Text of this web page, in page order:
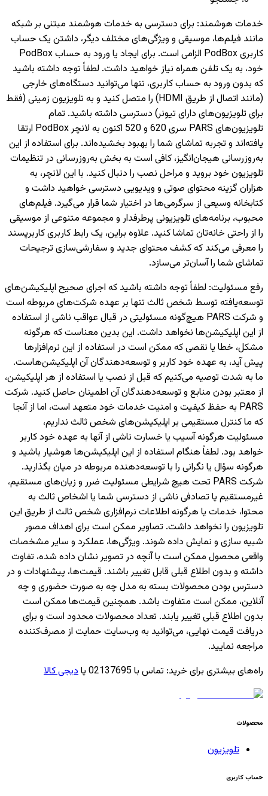
خدمات هوشمند: برای دسترسی به خدمات هوشمند مبتنی بر شبکه
مانند فیلم‌ها، موسیقی و ویژگی‌های مختلف دیگر، داشتن یک حساب
کاربری PodBox الزامی است. برای ایجاد یا ورود به حساب PodBox
خود، به یک تلفن همراه نیاز خواهید داشت. لطفاً توجه داشته باشید
که بدون ورود به حساب کاربری، تنها می‌توانید دستگاه‌های خارجی
(مانند اتصال از طریق HDMI) را متصل کنید و به تلویزیون‌ زمینی (فقط
برای تلویزیون‌های دارای تیونر) دسترسی داشته باشید. تمام
تلویزیون‌های PARS سری 620 و 520 اکنون به لانچر PodBox ارتقا
یافته‌اند و تجربه تماشای شما را بهبود بخشیده‌اند. برای استفاده از این
به‌روزرسانی هیجان‌انگیز، کافی است به بخش به‌روزرسانی در تنظیمات
تلویزیون خود بروید و مراحل نصب را دنبال کنید. با این لانچر، به
هزاران گزینه محتوای صوتی و ویدیویی دسترسی خواهید داشت و
کتابخانه وسیعی از سرگرمی‌ها در اختیار شما قرار می‌گیرد. فیلم‌های
محبوب، برنامه‌های تلویزیونی پرطرفدار و مجموعه متنوعی از موسیقی
را از راحتی خانه‌تان تماشا کنید. علاوه براین، یک رابط کاربری کاربرپسند
را معرفی می‌کند که کشف محتوای جدید و سفارشی‌سازی ترجیحات
تماشای شما را آسان‌تر می‌سازد.
رفع مسئولیت: لطفاً توجه داشته باشید که اجرای صحیح اپلیکیشن‌های
توسعه‌یافته توسط شخص ثالث تنها بر عهده شرکت‌های مربوطه است
و شرکت PARS هیچ‌گونه مسئولیتی در قبال عواقب ناشی از استفاده
از این اپلیکیشن‌ها نخواهد داشت. این بدین معناست که هرگونه
مشکل، خطا یا نقصی که ممکن است در استفاده از این نرم‌افزارها
پیش آید، به عهده خود کاربر و توسعه‌دهندگان آن اپلیکیشن‌هاست.
ما به شدت توصیه می‌کنیم که قبل از نصب یا استفاده از هر اپلیکیشن،
از معتبر بودن منابع و توسعه‌دهندگان آن اطمینان حاصل کنید. شرکت
PARS به حفظ کیفیت و امنیت خدمات خود متعهد است، اما از آنجا
که ما کنترل مستقیمی بر اپلیکیشن‌های شخص ثالث نداریم،
مسئولیت هرگونه آسیب یا خسارت ناشی از آنها به عهده خود کاربر
خواهد بود. لطفاً هنگام استفاده از این اپلیکیشن‌ها هوشیار باشید و
هرگونه سؤال یا نگرانی را با توسعه‌دهنده مربوطه در میان بگذارید.
شرکت PARS تحت هیچ شرایطی مسئولیت ضرر و زیان‌های مستقیم،
غیرمستقیم یا تصادفی ناشی از دسترسی شما یا اشخاص ثالث به
محتوا، خدمات یا هرگونه اطلاعات نرم‌افزاری شخص ثالث از طریق این
تلویزیون را نخواهد داشت. تصاویر ممکن است برای اهداف مصور
شبیه سازی و نمایش داده شوند. ویژگی‌ها، عملکرد و سایر مشخصات
واقعی محصول ممکن است با آنچه در تصویر نشان داده شده، تفاوت
داشته و بدون اطلاع قبلی قابل تغییر باشند. قیمت‌ها، پیشنهادات و در
دسترس بودن محصولات بسته به مدل چه به صورت حضوری و چه
آنلاین، ممکن است متفاوت باشد. همچنین قیمت‌ها ممکن است
بدون اطلاع قبلی تغییر یابند. تعداد محصولات محدود است و برای
دریافت قیمت نهایی، می‌توانید به وب‌سایت حمایت از مصرف‌کننده
مراجعه نمایید.
راه‌های بیشتری برای خرید: تماس با 02137695 یا دیجی کالا
محصولات
تلویزیون
حساب کاربری